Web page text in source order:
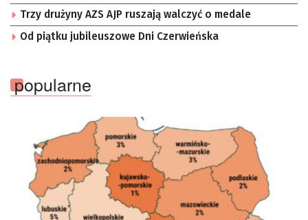
Trzy drużyny AZS AJP ruszają walczyć o medale
Od piątku jubileuszowe Dni Czerwieńska
popularne